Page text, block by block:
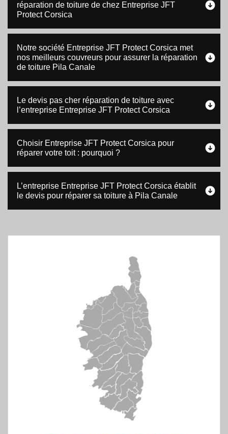
réparation de toiture de chez Entreprise JFT
Protect Corsica
Notre société Entreprise JFT Protect Corsica met
nos meilleurs couvreurs pour assurer la réparation
de toiture Pila Canale
Le devis pas cher réparation de toiture avec
l’entreprise Entreprise JFT Protect Corsica
Choisir Entreprise JFT Protect Corsica pour
réparer votre toit : pourquoi ?
L’entreprise Entreprise JFT Protect Corsica établit
le devis pour réparer sa toiture à Pila Canale